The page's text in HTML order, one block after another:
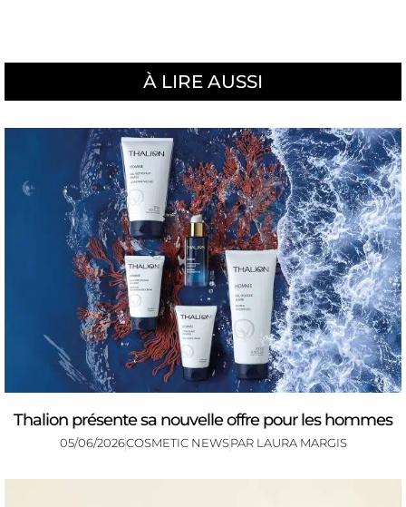
À LIRE AUSSI
Thalion présente sa nouvelle offre pour les hommes
05/06/2026COSMETIC NEWSPAR LAURA MARGIS